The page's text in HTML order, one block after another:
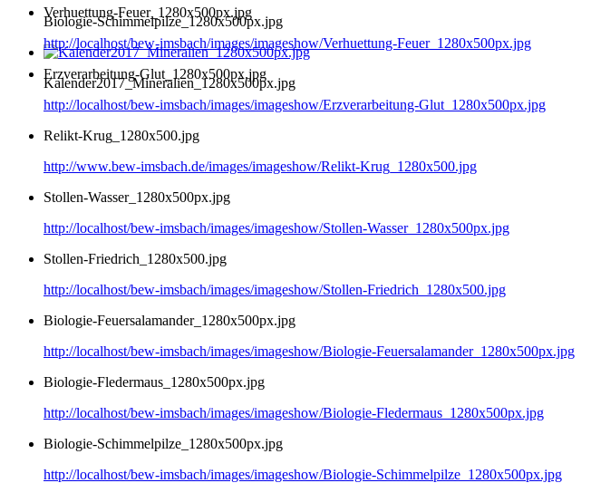
Biologie-Schimmelpilze_1280x500px.jpg
Kalender2017_Mineralien_1280x500px.jpg
Verhuettung-Feuer_1280x500px.jpg
http://localhost/bew-imsbach/images/imageshow/Verhuettung-Feuer_1280x500px.jpg
Erzverarbeitung-Glut_1280x500px.jpg
http://localhost/bew-imsbach/images/imageshow/Erzverarbeitung-Glut_1280x500px.jpg
Relikt-Krug_1280x500.jpg
http://www.bew-imsbach.de/images/imageshow/Relikt-Krug_1280x500.jpg
Stollen-Wasser_1280x500px.jpg
http://localhost/bew-imsbach/images/imageshow/Stollen-Wasser_1280x500px.jpg
Stollen-Friedrich_1280x500.jpg
http://localhost/bew-imsbach/images/imageshow/Stollen-Friedrich_1280x500.jpg
Biologie-Feuersalamander_1280x500px.jpg
http://localhost/bew-imsbach/images/imageshow/Biologie-Feuersalamander_1280x500px.jpg
Biologie-Fledermaus_1280x500px.jpg
http://localhost/bew-imsbach/images/imageshow/Biologie-Fledermaus_1280x500px.jpg
Biologie-Schimmelpilze_1280x500px.jpg
http://localhost/bew-imsbach/images/imageshow/Biologie-Schimmelpilze_1280x500px.jpg